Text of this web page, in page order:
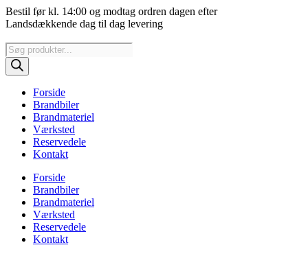
Videre
til
Bestil før kl. 14:00 og modtag ordren dagen efter
Landsdækkende dag til dag levering
Products
search
Forside
Brandbiler
Brandmateriel
Værksted
Reservedele
Kontakt
Forside
Brandbiler
Brandmateriel
Værksted
Reservedele
Kontakt